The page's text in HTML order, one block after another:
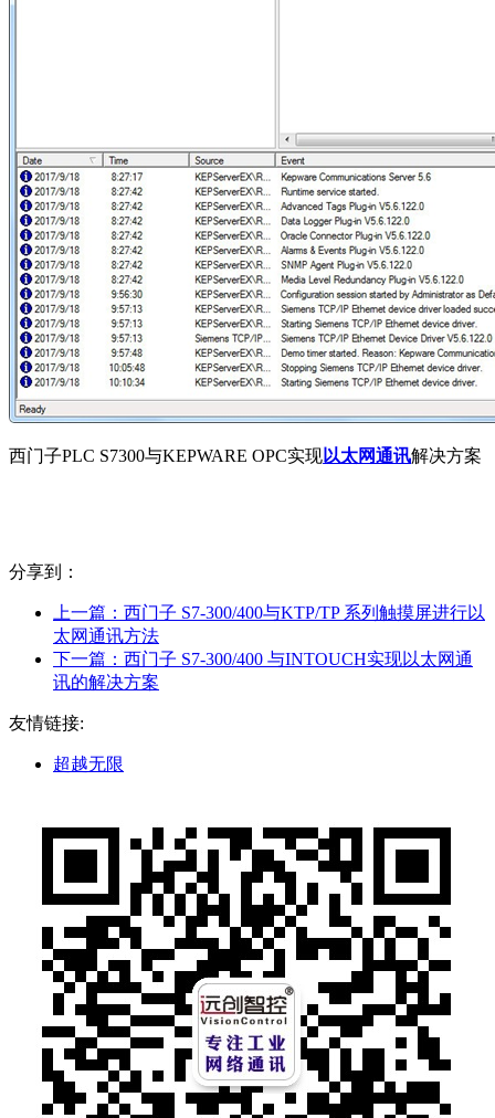
西门子PLC S7300与KEPWARE OPC实现以太网通讯解决方案
分享到：
上一篇： 西门子 S7-300/400与KTP/TP 系列触摸屏进行以
太网通讯方法
下一篇： 西门子 S7-300/400 与INTOUCH实现以太网通
讯的解决方案
友情链接:
超越无限